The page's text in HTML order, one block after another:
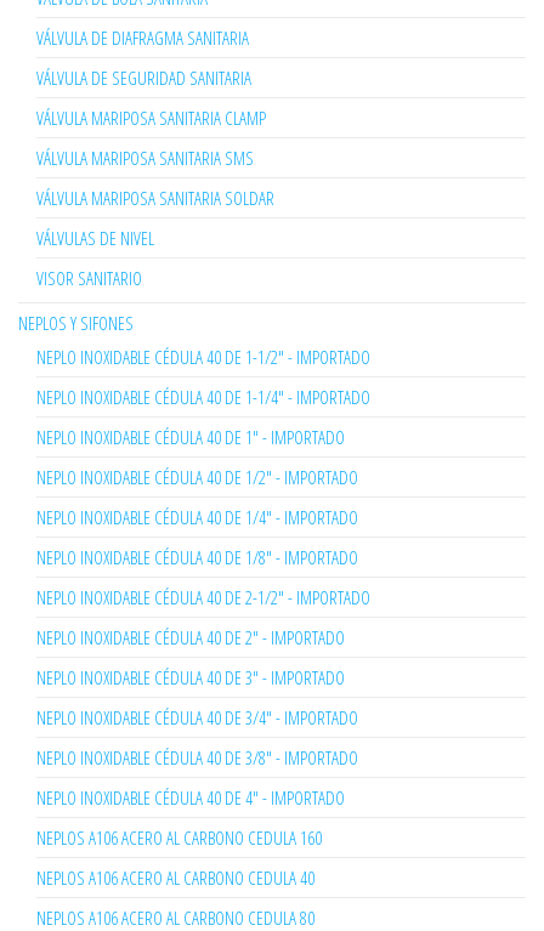
VÁLVULA DE DIAFRAGMA SANITARIA
VÁLVULA DE SEGURIDAD SANITARIA
VÁLVULA MARIPOSA SANITARIA CLAMP
VÁLVULA MARIPOSA SANITARIA SMS
VÁLVULA MARIPOSA SANITARIA SOLDAR
VÁLVULAS DE NIVEL
VISOR SANITARIO
NEPLOS Y SIFONES
NEPLO INOXIDABLE CÉDULA 40 DE 1-1/2" - IMPORTADO
NEPLO INOXIDABLE CÉDULA 40 DE 1-1/4" - IMPORTADO
NEPLO INOXIDABLE CÉDULA 40 DE 1" - IMPORTADO
NEPLO INOXIDABLE CÉDULA 40 DE 1/2" - IMPORTADO
NEPLO INOXIDABLE CÉDULA 40 DE 1/4" - IMPORTADO
NEPLO INOXIDABLE CÉDULA 40 DE 1/8" - IMPORTADO
NEPLO INOXIDABLE CÉDULA 40 DE 2-1/2" - IMPORTADO
NEPLO INOXIDABLE CÉDULA 40 DE 2" - IMPORTADO
NEPLO INOXIDABLE CÉDULA 40 DE 3" - IMPORTADO
NEPLO INOXIDABLE CÉDULA 40 DE 3/4" - IMPORTADO
NEPLO INOXIDABLE CÉDULA 40 DE 3/8" - IMPORTADO
NEPLO INOXIDABLE CÉDULA 40 DE 4" - IMPORTADO
NEPLOS A106 ACERO AL CARBONO CEDULA 160
NEPLOS A106 ACERO AL CARBONO CEDULA 40
NEPLOS A106 ACERO AL CARBONO CEDULA 80